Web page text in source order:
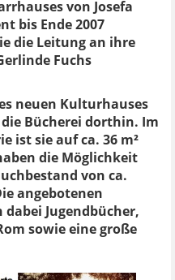
von Josefa
bis Ende 2007
die Leitung an ihre
Fuchs
neuen Kulturhauses
die Bücherei dorthin. Im
ist sie auf ca. 36 m²
die Möglichkeit
von ca.
angebotenen
Jugendbücher,
sowie eine große